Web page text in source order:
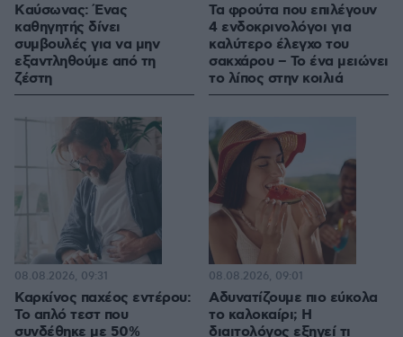
Kαύσωνας: Ένας
καθηγητής δίνει
συμβουλές για να μην
εξαντληθούμε από τη
ζέστη
Τα φρούτα που επιλέγουν
4 ενδοκρινολόγοι για
καλύτερο έλεγχο του
σακχάρου – Το ένα μειώνει
το λίπος στην κοιλιά
Καρκίνος παχέος εντέρου:
Το απλό τεστ που
συνδέθηκε με 50%
08.08.2026, 09:31
Αδυνατίζουμε πιο εύκολα
το καλοκαίρι; Η
διαιτολόγος εξηγεί τι
08.08.2026, 09:01